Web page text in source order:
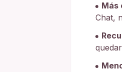
Más
Chat,